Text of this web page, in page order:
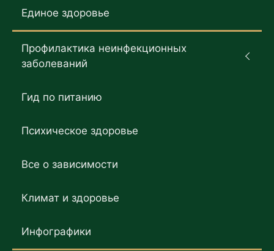
Единое здоровье
Профилактика неинфекционных
заболеваний
Гид по питанию
Психическое здоровье
Все о зависимости
Климат и здоровье
Инфографики